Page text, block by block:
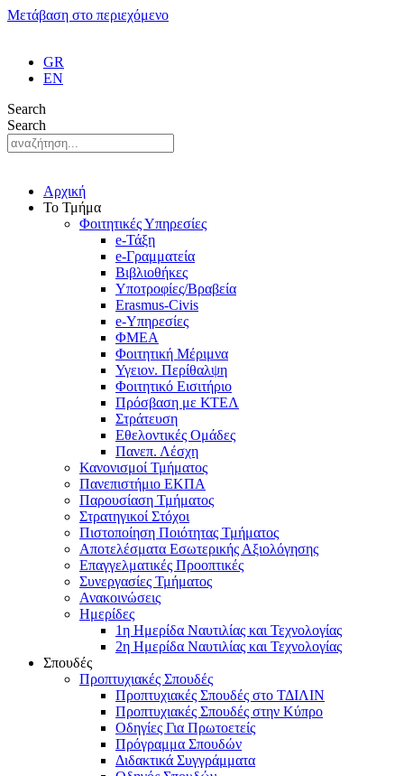
Μετάβαση στο περιεχόμενο
GR
EN
Search
Search
Αρχική
Το Τμήμα
Φοιτητικές Υπηρεσίες
e-Τάξη
e-Γραμματεία
Βιβλιοθήκες
Υποτροφίες/Βραβεία
Erasmus-Civis
e-Υπηρεσίες
ΦΜΕΑ
Φοιτητική Μέριμνα
Υγειον. Περίθαλψη
Φοιτητικό Εισιτήριο
Πρόσβαση με ΚΤΕΛ
Στράτευση
Εθελοντικές Ομάδες
Πανεπ. Λέσχη
Κανονισμοί Τμήματος
Πανεπιστήμιο ΕΚΠΑ
Παρουσίαση Τμήματος
Στρατηγικοί Στόχοι
Πιστοποίηση Ποιότητας Τμήματος
Αποτελέσματα Εσωτερικής Αξιολόγησης
Επαγγελματικές Προοπτικές
Συνεργασίες Τμήματος
Ανακοινώσεις
Ημερίδες
1η Ημερίδα Ναυτιλίας και Τεχνολογίας
2η Ημερίδα Ναυτιλίας και Τεχνολογίας
Σπουδές
Προπτυχιακές Σπουδές
Προπτυχιακές Σπουδές στο ΤΔΙΛΙΝ
Προπτυχιακές Σπουδές στην Κύπρο
Οδηγίες Για Πρωτοετείς
Πρόγραμμα Σπουδών
Διδακτικά Συγγράμματα